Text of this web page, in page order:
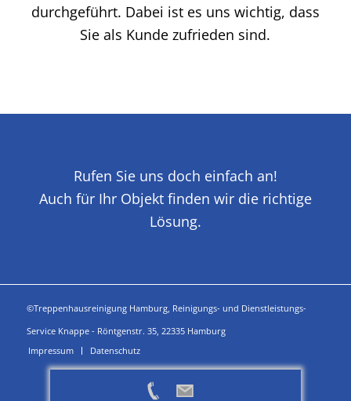
durchgeführt. Dabei ist es uns wichtig, dass
Sie als Kunde zufrieden sind.
Rufen Sie uns doch einfach an!
Auch für Ihr Objekt finden wir die richtige
Lösung.
©Treppenhausreinigung Hamburg, Reinigungs- und Dienstleistungs-
Service Knappe - Röntgenstr. 35, 22335 Hamburg
Impressum
Datenschutz